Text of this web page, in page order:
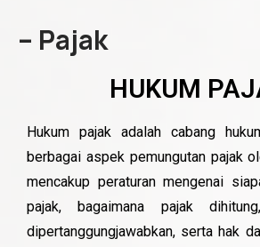
– Pajak
HUKUM
Hukum pajak adalah cabang
berbagai aspek pemungutan pajak
mencakup peraturan mengenai
pajak, bagaimana pajak
dipertanggungjawabkan, serta hak